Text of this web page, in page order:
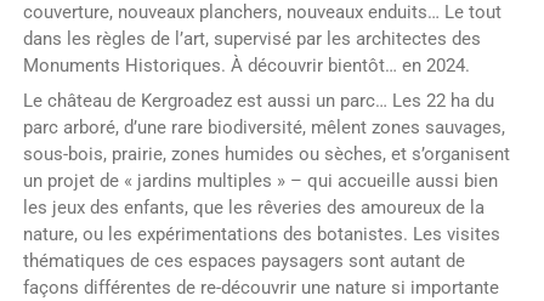
couverture, nouveaux planchers, nouveaux enduits… Le tout
dans les règles de l’art, supervisé par les architectes des
Monuments Historiques. À découvrir bientôt… en 2024.
Le château de Kergroadez est aussi un parc… Les 22 ha du
parc arboré, d’une rare biodiversité, mêlent zones sauvages,
sous-bois, prairie, zones humides ou sèches, et s’organisent
un projet de « jardins multiples » – qui accueille aussi bien
les jeux des enfants, que les rêveries des amoureux de la
nature, ou les expérimentations des botanistes. Les visites
thématiques de ces espaces paysagers sont autant de
façons différentes de re-découvrir une nature si importante